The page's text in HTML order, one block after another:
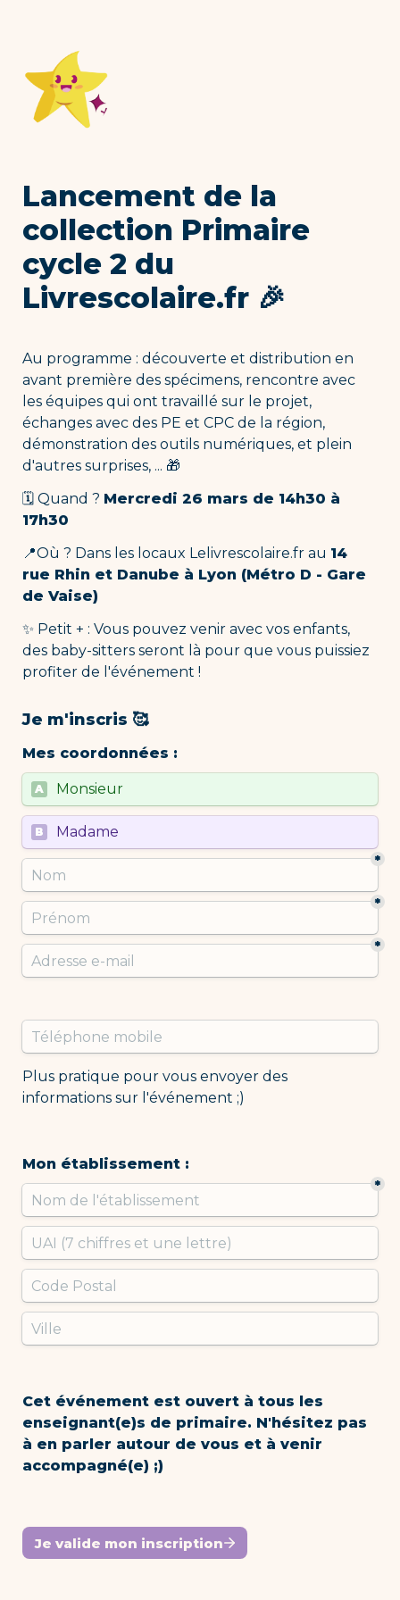
Lancement de la
collection Primaire
cycle 2 du
Livrescolaire.fr 🎉
Au programme : découverte et distribution en
avant première des spécimens, rencontre avec
les équipes qui ont travaillé sur le projet,
échanges avec des PE et CPC de la région,
démonstration des outils numériques, et plein
d'autres surprises, ... 🎁
🗓 Quand ? Mercredi 26 mars de 14h30 à
17h30
📍Où ? Dans les locaux Lelivrescolaire.fr au 14
rue Rhin et Danube à Lyon (Métro D - Gare
de Vaise)
✨ Petit + : Vous pouvez venir avec vos enfants,
des baby-sitters seront là pour que vous puissiez
profiter de l'événement !
Je m'inscris 🥰
Mes coordonnées :
Untitled multiple choice field
A
Monsieur
Untitled multiple choice field
B Madame
*
*
*
Plus pratique pour vous envoyer des
informations sur l'événement ;)
Mon établissement :
*
Cet événement est ouvert à tous les
enseignant(e)s de primaire. N'hésitez pas
à en parler autour de vous et à venir
accompagné(e) ;)
Je valide mon inscription